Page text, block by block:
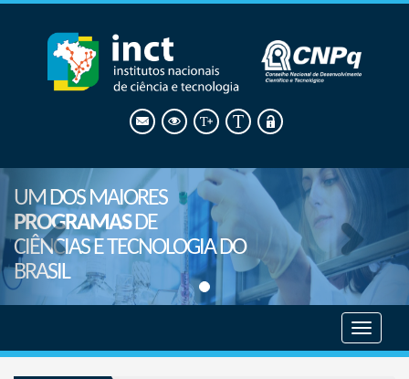
UM DOS MAIORES
PROGRAMASDE
CIÊNCIAS E TECNOLOGIA DO
BRASIL
menu